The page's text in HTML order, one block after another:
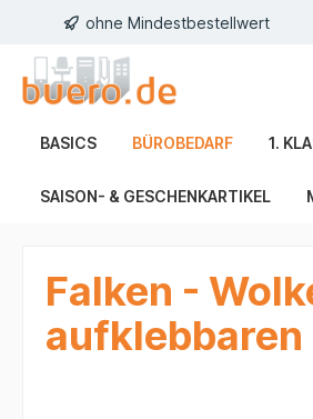
ohne Mindestbestellwert
BASICS BÜROBEDARF 1.
SAISON- & GESCHENKARTIKEL
Falken -
aufklebbaren